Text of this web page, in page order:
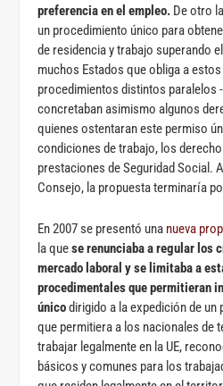
preferencia en el empleo. De otro
un procedimiento único para
de residencia y trabajo superando el
muchos Estados que obliga a
procedimientos distintos paralelos
concretaban asimismo algunos
quienes ostentaran este permiso
condiciones de trabajo, los
prestaciones de Seguridad Social.
Consejo, la propuesta terminaría
En 2007 se presentó una nueva
la quese renunciaba a regular los
mercado laboral y se limitaba a
procedimentales que permitieran
únicodirigido a la expedición de un
que permitiera a los nacionales de
trabajar legalmente en la UE,
básicos y comunes para los